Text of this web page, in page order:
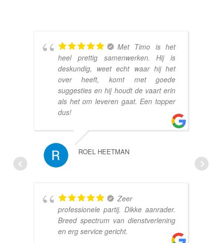
Met Timo is het
heel prettig samenwerken. Hij is
deskundig, weet echt waar hij het
over heeft, komt met goede
suggesties en hij houdt de vaart erin
als het om leveren gaat. Een topper
dus!
ROEL HEETMAN
Zeer
professionele partij. Dikke aanrader.
Breed spectrum van dienstverlening
en erg service gericht.